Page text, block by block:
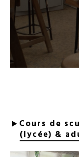
Cours de
(lycée) &